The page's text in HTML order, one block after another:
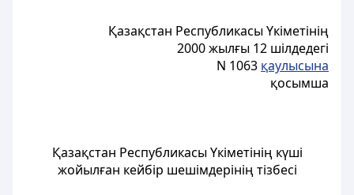
Қазақстан Республикасы Үкіметінің
2000 жылғы 12 шілдедегі
N 1063 қаулысына
қосымша
Қазақстан Республикасы Үкіметінің күші
жойылған кейбір шешімдерінің тізбесі